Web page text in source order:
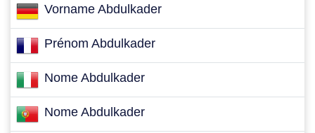
Vorname Abdulkader
Prénom Abdulkader
Nome Abdulkader
Nome Abdulkader